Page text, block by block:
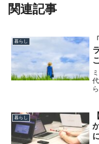
関連記事
暮らし
暮らし